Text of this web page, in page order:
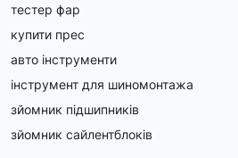
тестер фар
купити прес
авто інструменти
інструмент для шиномонтажа
зйомник підшипників
зйомник сайлентблоків